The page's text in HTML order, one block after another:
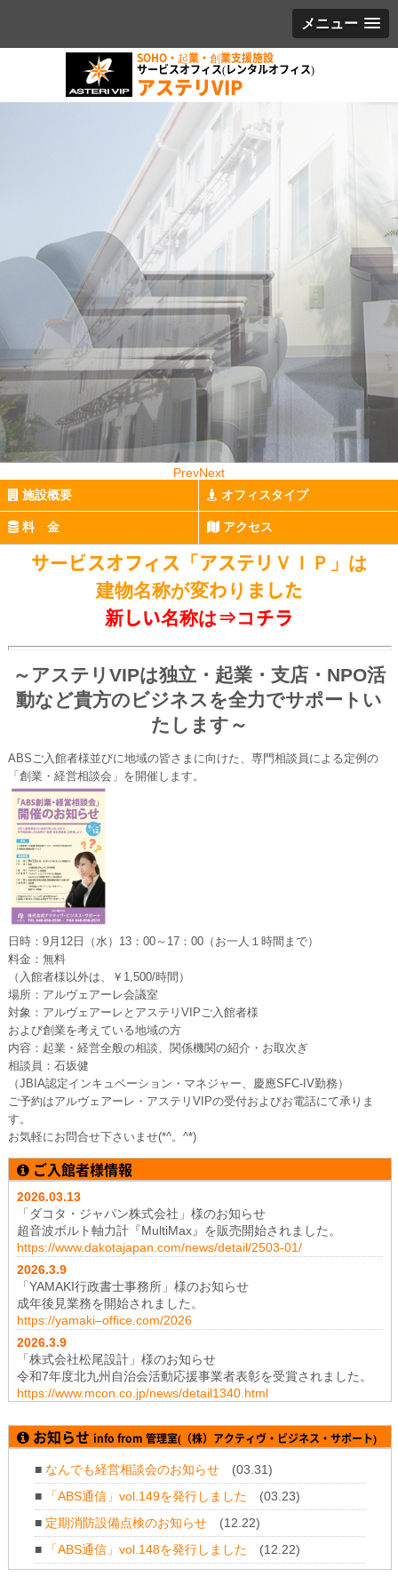
メニュー
SOHO・起業・創業支援施設
サービスオフィス(レンタルオフィス)
アステリVIP
PrevNext
施設概要
オフィスタイプ
料 金 アクセス
サービスオフィス「アステリＶＩＰ」は
建物名称が変わりました
新しい名称は⇒コチラ
～アステリVIPは独立・起業・支店・NPO活
動など貴方のビジネスを全力でサポートい
たします～
ABSご入館者様並びに地域の皆さまに向けた、専門相談員による定例の
「創業・経営相談会」を開催します。
日時：9月12日（水）13：00～17：00（お一人１時間まで）
料金：無料
（入館者様以外は、￥1,500/時間）
場所：アルヴェアーレ会議室
対象：アルヴェアーレとアステリVIPご入館者様
および創業を考えている地域の方
内容：起業・経営全般の相談、関係機関の紹介・お取次ぎ
相談員：石坂健
（JBIA認定インキュベーション・マネジャー、慶應SFC-IV勤務）
ご予約はアルヴェアーレ・アステリVIPの受付およびお電話にて承りま
す。
お気軽にお問合せ下さいませ(*^。^*)
ご入館者様情報
2026.03.13
「ダコタ・ジャパン株式会社」様のお知らせ
超音波ボルト軸力計『MultiMax』を販売開始されました。
https://www.dakotajapan.com/news/detail/2503-01/
2026.3.9
「YAMAKI行政書士事務所」様のお知らせ
成年後見業務を開始されました。
https://yamaki–office.com/2026
2026.3.9
「株式会社松尾設計」様のお知らせ
令和7年度北九州自治会活動応援事業者表彰を受賞されました。
https://www.mcon.co.jp/news/detail1340.html
「株式会社テイコク」様のお知らせ
神奈川県厚木土木事務所から令和7年度所長礼状を拝受されまし
た。
https://www.teikoku-eng.co.jp/notice/11347/
2025.11 .28
「株式会社NDTアドヴァンス」様のお知らせ
新製品 紫外線強度計・照度計『XP-3000』の販売を開始されま
した。
https://www.ind-blacklight.jp/topics/2504/
お知らせ info from 管理室(（株）アクティヴ・ビジネス・サポート)
■ なんでも経営相談会のお知らせ(03.31)
■
「ABS通信」vol.149を発行しました (03.23)
■ 定期消防設備点検のお知らせ(12.22)
■
「ABS通信」vol.148を発行しました (12.22)